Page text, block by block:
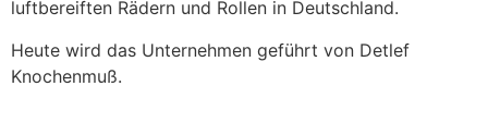
luftbereiften Rädern und Rollen in Deutschland.
Heute wird das Unternehmen geführt von Detlef
Knochenmuß.